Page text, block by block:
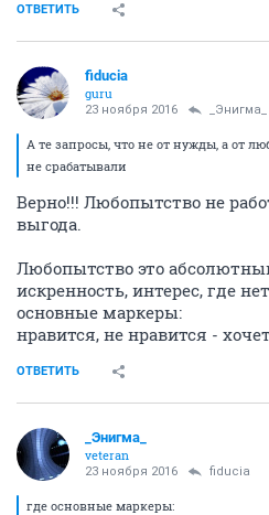
ОТВЕТИТЬ
fiducia
guru
23 ноября 2016 _Энигма_
А те запросы, что не от нужды, а от
не срабатывали
Верно!!! Любопытство не
выгода.
Любопытство это
искренность, интерес, где
основные маркеры:
нравится, не нравится -
ОТВЕТИТЬ
_Энигма_
veteran
23 ноября 2016 fiducia
где основные маркеры: